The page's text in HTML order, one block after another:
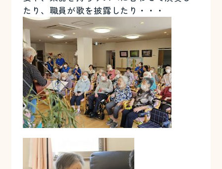
たり、職員が歌を披露したり・・・